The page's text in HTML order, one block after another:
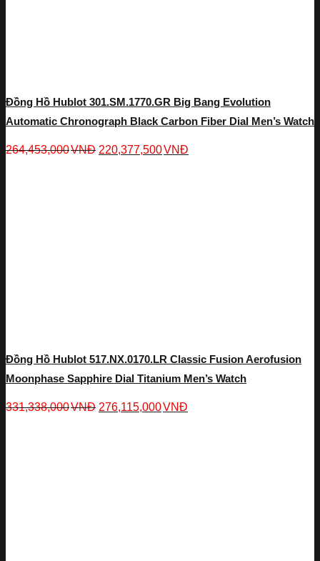
Đồng Hồ Hublot 301.SM.1770.GR Big Bang Evolution
Automatic Chronograph Black Carbon Fiber Dial Men’s Watch
264,453,000VNĐ 220,377,500VNĐ
Đồng Hồ Hublot 517.NX.0170.LR Classic Fusion Aerofusion
Moonphase Sapphire Dial Titanium Men’s Watch
331,338,000VNĐ 276,115,000VNĐ